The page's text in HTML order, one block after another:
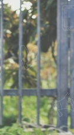
TOP